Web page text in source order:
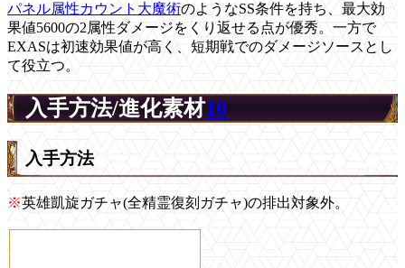
パネル属性カウント大魔術のようなSS条件を持ち、最大効
果値5600の2属性ダメージをくり返せる点が優秀。一方で
EXASは初速効果値が高く、短期戦でのダメージソースとし
て役立つ。
入手方法/進化素材10
入手方法
※英雄凱旋ガチャ(全精霊復刻ガチャ)の排出対象外。